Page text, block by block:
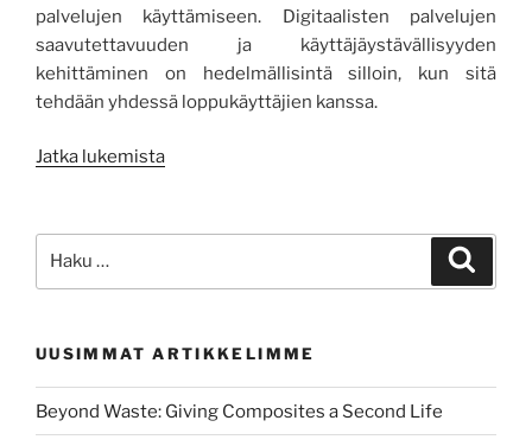
palvelujen käyttämiseen. Digitaalisten palvelujen
saavutettavuuden ja käyttäjäystävällisyyden
kehittäminen on hedelmällisintä silloin, kun sitä
tehdään yhdessä loppukäyttäjien kanssa.
Jatka lukemista””Mä
näitä
UUSIMMAT ARTIKKELIMME
Beyond Waste: Giving Composites a Second Life